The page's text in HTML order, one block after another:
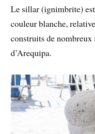
Le sillar (ignimbrite)
couleur blanche,
construits de
d’Arequipa.